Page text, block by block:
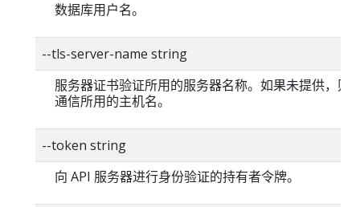
数据库用户名。
--tls-server-name string
服务器证书验证所用的服务器名称。如果未提供，则
通信所用的主机名。
--token string
向 API 服务器进行身份验证的持有者令牌。